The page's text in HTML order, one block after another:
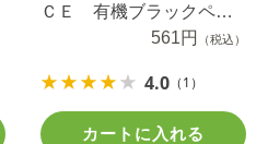
ＣＥ 有機ブラックペッ
パー（あらびき） １７.
561円 （税込）
4.0 （1）
カートに入れる